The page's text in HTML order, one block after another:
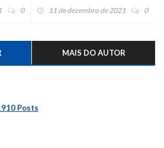
0 11 de dezembro de 2021 0
MAIS DO AUTOR
Posts